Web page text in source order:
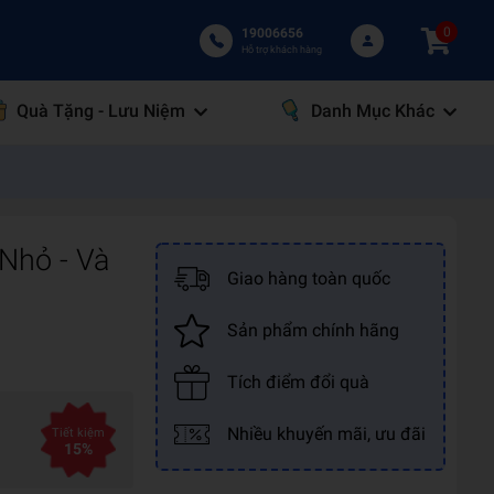
19006656
Hỗ trợ khách hàng
0
Quà Tặng - Lưu Niệm Danh Mục Khác
- Và
Tiết kiệm
15%
Giao hàng toàn quốc
Sản phẩm chính hãng
Tích điểm đổi quà
Nhiều khuyến mãi, ưu đãi